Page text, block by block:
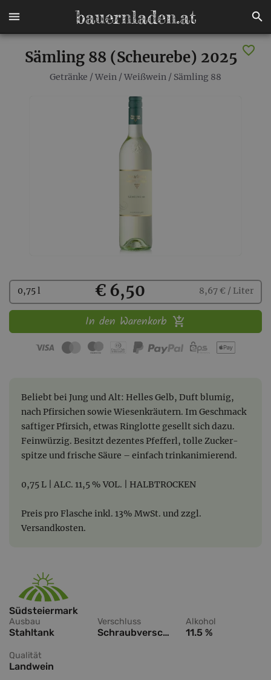
Sämling 88 (Scheurebe) 2025
Getränke / Wein / Weißwein / Sämling 88
Kaufen
0,75 l € 6,50 8,67 € / Liter
In den Warenkorb
Beliebt bei Jung und Alt: Helles Gelb, Duft blumig,
nach Pfir­si­chen sowie Wiesen­­kräu­tern. Im Ge­schmack
saf­ti­ger Pfir­sich, etwas Ring­­lotte ge­sellt sich dazu.
Fein­­wür­zig. Be­sitzt dezen­tes Pfef­ferl, tolle Zucker­­
spitze und frische Säure – einfach trinkanimierend.
0,75 L | ALC. 11,5 % VOL. | HALBTROCKEN
Preis pro Flasche inkl. 13% MwSt. und zzgl.
Versandkosten.
Südsteiermark
Ausbau
Stahltank
Verschluss
Schraubverschluss
Alkohol
11.5 %
Qualität
Landwein